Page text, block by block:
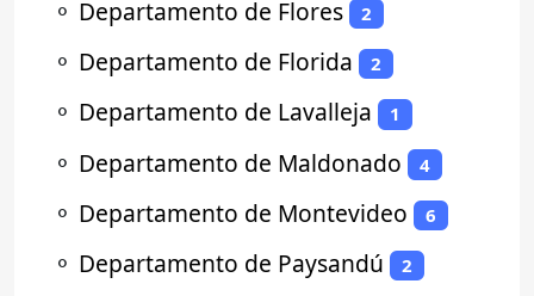
⚬ Departamento de Flores 2
⚬ Departamento de Florida 2
⚬ Departamento de Lavalleja 1
⚬ Departamento de Maldonado 4
⚬ Departamento de Montevideo 6
⚬ Departamento de Paysandú 2